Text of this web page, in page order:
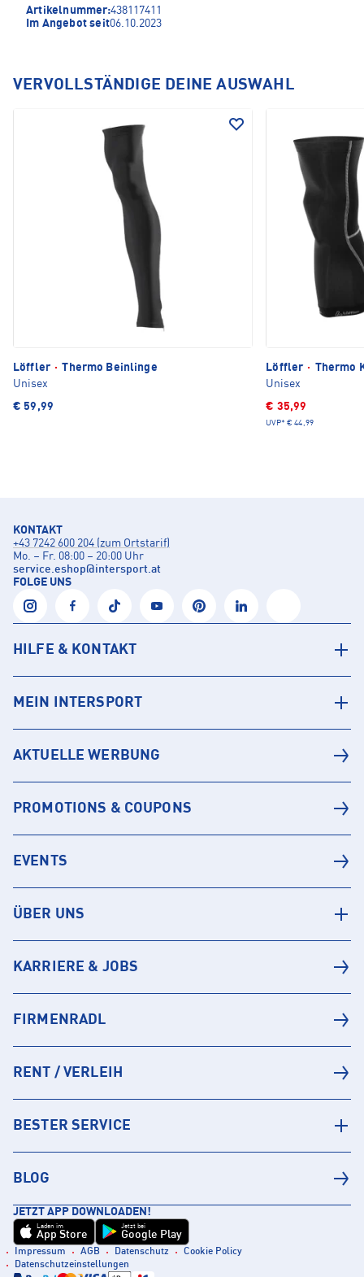
Artikelnummer:438117411
Im Angebot seit06.10.2023
VERVOLLSTÄNDIGE DEINE AUSWAHL
Löffler · Thermo Beinlinge
Unisex
€ 59,99
Löffler · Thermo
Unisex
€ 35,99
UVP* € 44,99
KONTAKT
+43 7242 600 204 (zum Ortstarif)
Mo. – Fr. 08:00 – 20:00 Uhr
service.eshop@intersport.at
FOLGE UNS
HILFE & KONTAKT
MEIN INTERSPORT
AKTUELLE WERBUNG
PROMOTIONS & COUPONS
EVENTS
ÜBER UNS
KARRIERE & JOBS
FIRMENRADL
RENT / VERLEIH
BESTER SERVICE
BLOG
JETZT APP DOWNLOADEN!
Laden im
App Store
Jetzt bei
Google Play
Impressum AGB Datenschutz
Cookie Policy
Datenschutzeinstellungen